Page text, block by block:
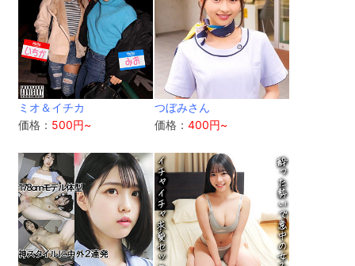
ミオ＆イチカ
価格： 500円~
つぼみさん
価格：400円~